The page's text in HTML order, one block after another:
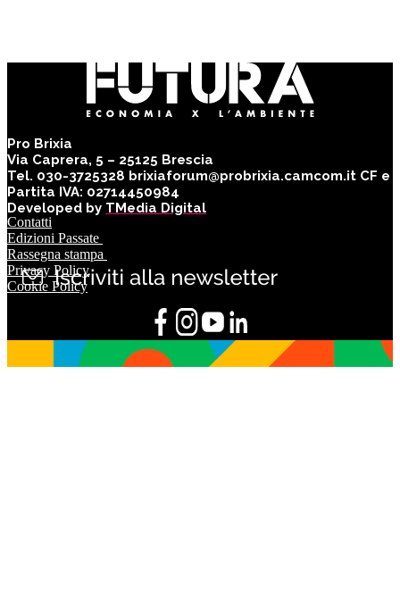
Pro Brixia
Via Caprera, 5 – 25125 Brescia
Tel. 030-3725328 brixiaforum@probrixia.camcom.it CF e
Partita IVA: 02714450984
Developed by TMedia Digital
Contatti
Edizioni Passate
Rassegna stampa
Privacy Policy
Cookie Policy